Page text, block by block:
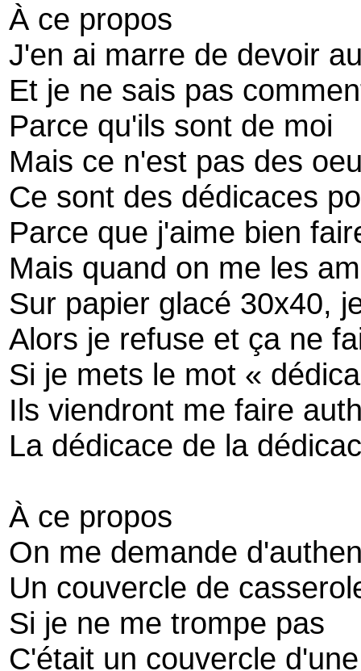
À ce propos
J'en ai marre de devoir
Et je ne sais pas
Parce qu'ils sont de moi
Mais ce n'est pas des
Ce sont des dédicaces
Parce que j'aime bien
Mais quand on me les
Sur papier glacé 30x40,
Alors je refuse et ça ne
Si je mets le mot «
Ils viendront me faire
La dédicace de la
À ce propos
On me demande
Un couvercle de
Si je ne me trompe pas
C'était un couvercle